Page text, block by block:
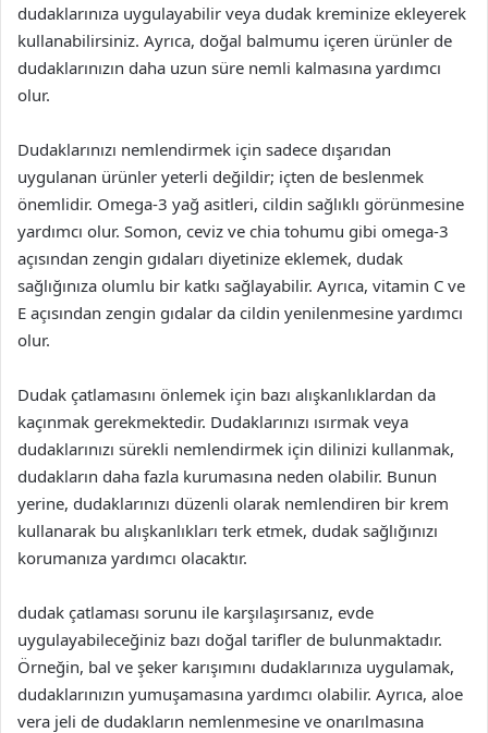
dudaklarınıza uygulayabilir veya dudak kreminize ekleyerek
kullanabilirsiniz. Ayrıca, doğal balmumu içeren ürünler de
dudaklarınızın daha uzun süre nemli kalmasına yardımcı
olur.
Dudaklarınızı nemlendirmek için sadece dışarıdan
uygulanan ürünler yeterli değildir; içten de beslenmek
önemlidir. Omega-3 yağ asitleri, cildin sağlıklı görünmesine
yardımcı olur. Somon, ceviz ve chia tohumu gibi omega-3
açısından zengin gıdaları diyetinize eklemek, dudak
sağlığınıza olumlu bir katkı sağlayabilir. Ayrıca, vitamin C ve
E açısından zengin gıdalar da cildin yenilenmesine yardımcı
olur.
Dudak çatlamasını önlemek için bazı alışkanlıklardan da
kaçınmak gerekmektedir. Dudaklarınızı ısırmak veya
dudaklarınızı sürekli nemlendirmek için dilinizi kullanmak,
dudakların daha fazla kurumasına neden olabilir. Bunun
yerine, dudaklarınızı düzenli olarak nemlendiren bir krem
kullanarak bu alışkanlıkları terk etmek, dudak sağlığınızı
korumanıza yardımcı olacaktır.
dudak çatlaması sorunu ile karşılaşırsanız, evde
uygulayabileceğiniz bazı doğal tarifler de bulunmaktadır.
Örneğin, bal ve şeker karışımını dudaklarınıza uygulamak,
dudaklarınızın yumuşamasına yardımcı olabilir. Ayrıca, aloe
vera jeli de dudakların nemlenmesine ve onarılmasına